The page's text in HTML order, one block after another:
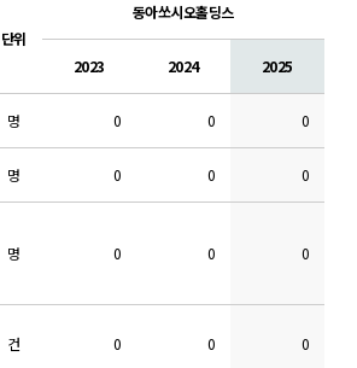
단위
동아쏘시오홀딩스
2023 2024 2025
명 0 0 0
명 0 0 0
명 0 0 0
건 0 0 0